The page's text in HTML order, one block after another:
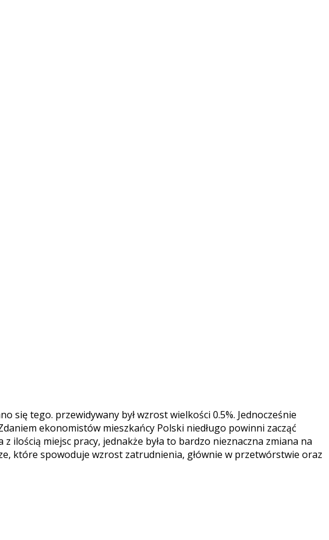
się tego. przewidywany był wzrost wielkości 0.5%. Jednocześnie
ekonomistów mieszkańcy Polski niedługo powinni zacząć
ilością miejsc pracy, jednakże była to bardzo nieznaczna zmiana na
które spowoduje wzrost zatrudnienia, głównie w przetwórstwie oraz